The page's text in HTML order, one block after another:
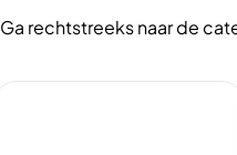
Ga rechtstreeks naar de